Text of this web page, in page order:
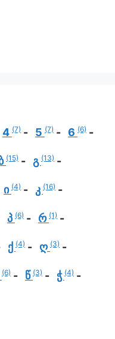
4 (7) 5 (7) 6 (6)
(15) გ (13)
ი (4) კ (16)
პ (6) რ (1)
ქ (4) ღ (3)
(6) წ (3) ჭ (4)